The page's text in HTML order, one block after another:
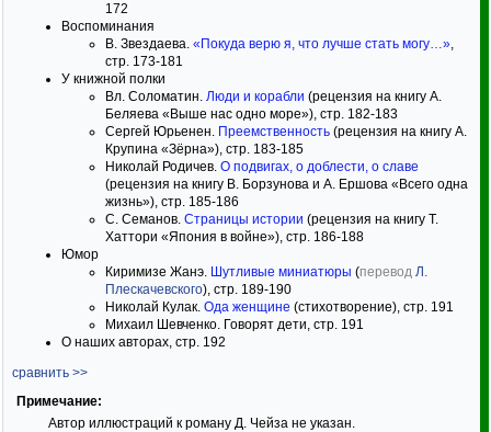
172
Воспоминания
В. Звездаева. «Покуда верю я, что лучше стать могу…»,
стр. 173-181
У книжной полки
Вл. Соломатин. Люди и корабли (рецензия на книгу А.
Беляева «Выше нас одно море»), стр. 182-183
Сергей Юрьенен. Преемственность (рецензия на книгу А.
Крупина «Зёрна»), стр. 183-185
Николай Родичев. О подвигах, о доблести, о славе
(рецензия на книгу В. Борзунова и А. Ершова «Всего одна
жизнь»), стр. 185-186
С. Семанов. Страницы истории (рецензия на книгу Т.
Хаттори «Япония в войне»), стр. 186-188
Юмор
Киримизе Жанэ. Шутливые миниатюры (перевод Л.
Плескачевского), стр. 189-190
Николай Кулак. Ода женщине (стихотворение), стр. 191
Михаил Шевченко. Говорят дети, стр. 191
О наших авторах, стр. 192
сравнить >>
Примечание:
Автор иллюстраций к роману Д. Чейза не указан.